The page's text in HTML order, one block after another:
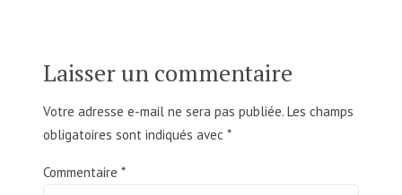
Laisser un commentaire
Votre adresse e-mail ne sera pas publiée. Les champs
obligatoires sont indiqués avec *
Commentaire *